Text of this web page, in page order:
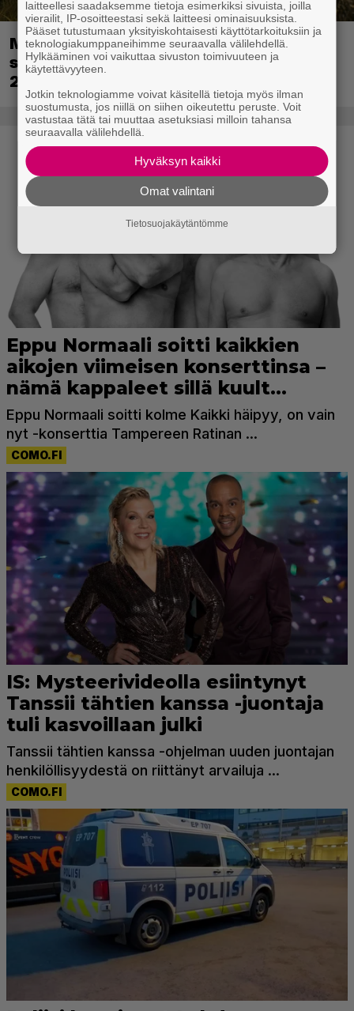
Metsästyssimulaattorin jatko-osa
saapuu ensi kuussa – Way of the Hunter
2 päivättiin
laitteellesi saadaksemme tietoja esimerkiksi sivuista, joilla
vierailit, IP-osoitteestasi sekä laitteesi ominaisuuksista.
Pääset tutustumaan yksityiskohtaisesti käyttötarkoituksiin ja
teknologiakumppaneihimme seuraavalla välilehdellä.
Hylkääminen voi vaikuttaa sivuston toimivuuteen ja
käytettävyyteen.
Jotkin teknologiamme voivat käsitellä tietoja myös ilman
suostumusta, jos niillä on siihen oikeutettu peruste. Voit
vastustaa tätä tai muuttaa asetuksiasi milloin tahansa
seuraavalla välilehdellä.
Hyväksyn kaikki
Omat valintani
Tietosuojakäytäntömme